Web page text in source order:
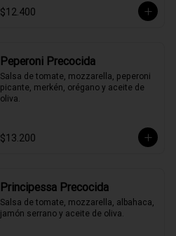
$12.400
Peperoni Precocida
Salsa de tomate, mozzarella, peperoni
picante, merkén, orégano y aceite de
oliva.
$13.200
Principessa Precocida
Salsa de tomate, mozzarella, albahaca,
jamón serrano y aceite de oliva.